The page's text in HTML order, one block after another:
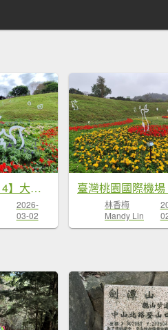
【臺北大縱走 4】大湖公園→大溝溪生態治水園區→圓覺瀑布→峯碧山圓覺寺→碧山巖→白石湖吊橋→碧湖公園
2026-
03-02
林香梅
Mandy Lin